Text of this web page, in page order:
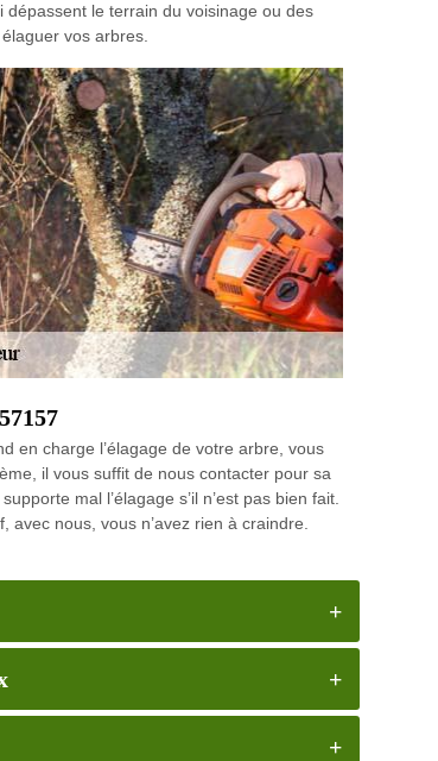
dépassent le terrain du voisinage ou des
vos arbres.
en charge l’élagage de votre arbre, vous
il vous suffit de nous contacter pour sa
mal l’élagage s’il n’est pas bien fait.
nous, vous n’avez rien à craindre.